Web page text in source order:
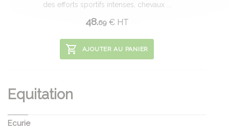
des efforts sportifs intenses, chevaux ...
48.69 €HT
AJOUTER AU PANIER
Equitation
Ecurie